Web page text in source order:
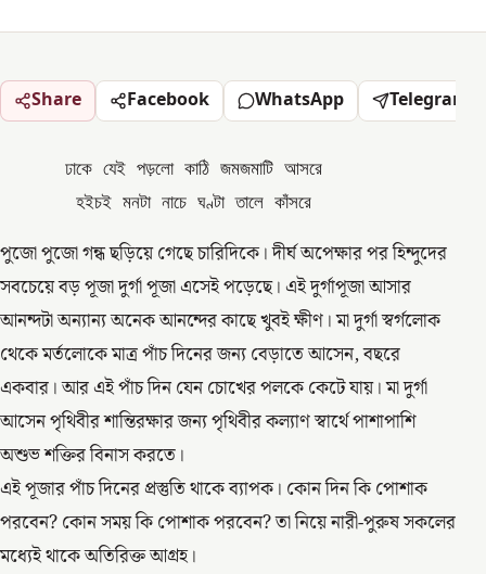
Share Facebook WhatsApp Telegram
      ঢাকে যেই পড়লো কাঠি জমজমাটি আসরে
       হইচই মনটা নাচে ঘণ্টা তালে কাঁসরে
পুজো পুজো গন্ধ ছড়িয়ে গেছে চারিদিকে। দীর্ঘ অপেক্ষার পর হিন্দুদের
সবচেয়ে বড় পূজা দুর্গা পূজা এসেই পড়েছে। এই দুর্গাপূজা আসার
আনন্দটা অন্যান্য অনেক আনন্দের কাছে খুবই ক্ষীণ। মা দুর্গা স্বর্গলোক
থেকে মর্তলোকে মাত্র পাঁচ দিনের জন্য বেড়াতে আসেন, বছরে
একবার। আর এই পাঁচ দিন যেন চোখের পলকে কেটে যায়। মা দুর্গা
আসেন পৃথিবীর শান্তিরক্ষার জন্য পৃথিবীর কল্যাণ স্বার্থে পাশাপাশি
অশুভ শক্তির বিনাস করতে।
এই পূজার পাঁচ দিনের প্রস্তুতি থাকে ব্যাপক। কোন দিন কি পোশাক
পরবেন? কোন সময় কি পোশাক পরবেন? তা নিয়ে নারী-পুরুষ সকলের
মধ্যেই থাকে অতিরিক্ত আগ্রহ।